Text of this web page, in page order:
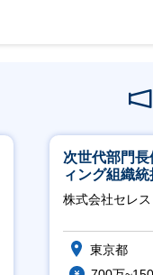
次世代部門
ィング組織統
株式会社セレス
東京都